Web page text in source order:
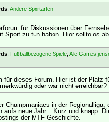
: Andere Sportarten
für Diskussionen über
Sport zu tun haben. Hier sollte es
: Fußballbezogene Spiele, Alle Games
für dieses Forum. Hier ist der Platz
oder war nicht
Champmaniacs in der Regionalliga,
aufs neue Jahr... Kurz und knapp:
der MTF-Geschichte.